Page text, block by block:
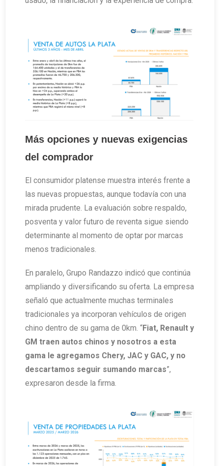
Más opciones y nuevas exigencias
del comprador
El consumidor platense muestra interés frente a
las nuevas propuestas, aunque todavía con una
mirada prudente. La evaluación sobre respaldo,
posventa y valor futuro de reventa sigue siendo
determinante al momento de optar por marcas
menos tradicionales.
En paralelo, Grupo Randazzo indicó que continúa
ampliando y diversificando su oferta. La empresa
señaló que actualmente muchas terminales
tradicionales ya incorporan vehículos de origen
chino dentro de su gama de 0km. “Fiat, Renault y
GM traen autos chinos y nosotros a esta
gama le agregamos Chery, JAC y GAC, y no
descartamos seguir sumando marcas”,
expresaron desde la firma.